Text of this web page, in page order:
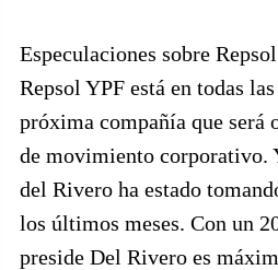
Especulaciones sobre
Repsol YPF está en todas
próxima compañía que será
de movimiento corporativo.
del Rivero ha estado
los últimos meses. Con un
preside Del Rivero es